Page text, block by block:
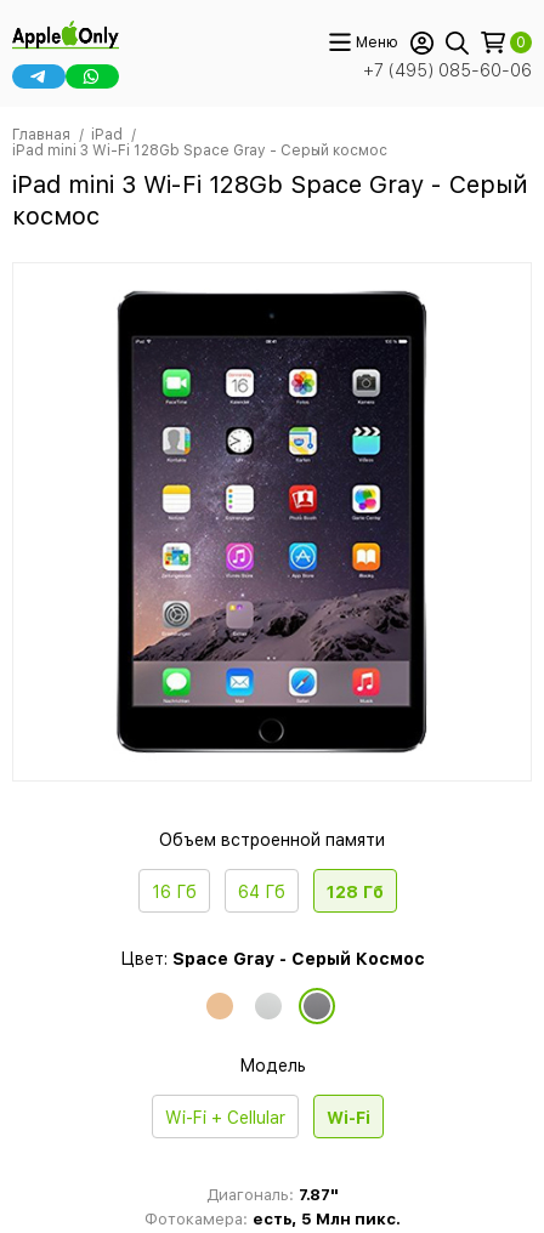
+7 (495) 085-60-06
Меню 0
Главная
iPad
iPad mini 3 Wi-Fi 128Gb Space Gray - Серый космос
iPad mini 3 Wi-Fi 128Gb Space Gray - Серый
космос
Объем встроенной памяти
16 Гб 64 Гб 128 Гб
Цвет: Space Gray - Серый Космос
Модель
Wi-Fi + Cellular Wi-Fi
Диагональ: 7.87"
Фотокамера: есть, 5 Млн пикс.